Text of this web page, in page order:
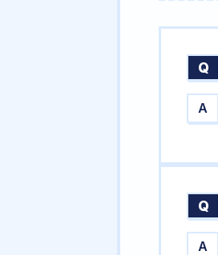
Q
A
Q
A